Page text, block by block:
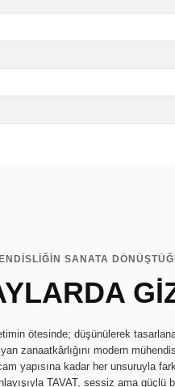
SANATA
ötesinde; düşünülerek
zanaatkârlığını modern
yapısına kadar her unsuruyla
TAVAT, sessiz ama güçlü